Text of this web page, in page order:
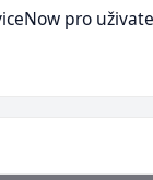
pro